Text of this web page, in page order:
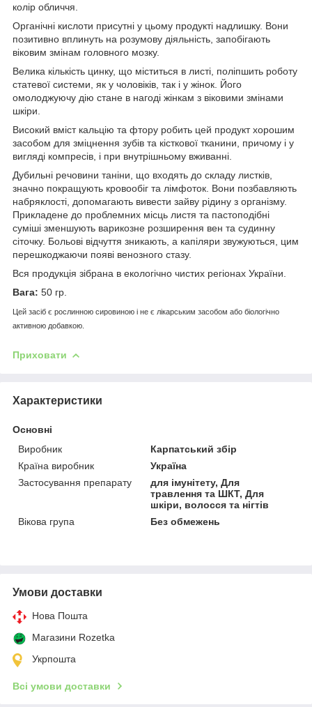
колір обличчя.
Органічні кислоти присутні у цьому продукті надлишку. Вони
позитивно вплинуть на розумову діяльність, запобігають
віковим змінам головного мозку.
Велика кількість цинку, що міститься в листі, поліпшить роботу
статевої системи, як у чоловіків, так і у жінок. Його
омолоджуючу дію стане в нагоді жінкам з віковими змінами
шкіри.
Високий вміст кальцію та фтору робить цей продукт хорошим
засобом для зміцнення зубів та кісткової тканини, причому і у
вигляді компресів, і при внутрішньому вживанні.
Дубильні речовини таніни, що входять до складу листків,
значно покращують кровообіг та лімфоток. Вони позбавляють
набряклості, допомагають вивести зайву рідину з організму.
Прикладене до проблемних місць листя та пастоподібні
суміші зменшують варикозне розширення вен та судинну
сіточку. Больові відчуття зникають, а капіляри звужуються, цим
перешкоджаючи появі венозного стазу.
Вся продукція зібрана в екологічно чистих регіонах України.
Вага: 50 гр.
Цей засіб є рослинною сировиною і не є лікарським засобом або біологічно
активною добавкою.
Приховати
Характеристики
Основні
Виробник
Карпатський збір
Країна виробник
Україна
Застосування препарату
для імунітету, Для
травлення та ШКТ, Для
шкіри, волосся та нігтів
Вікова група
Без обмежень
Умови доставки
Нова Пошта
Магазини Rozetka
Укрпошта
Всі умови доставки